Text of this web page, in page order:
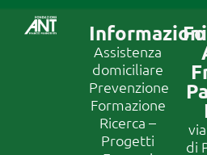
Informazioni
Assistenza
domiciliare
Prevenzione
Formazione
Ricerca –
Progetti
di